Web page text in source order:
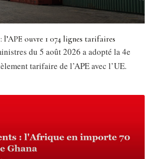
l’APE ouvre 1 074 lignes tarifaires
du 5 août 2026 a adopté la 4e
tarifaire de l’APE avec l’UE.